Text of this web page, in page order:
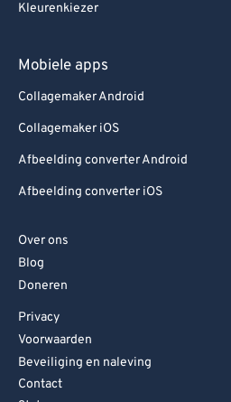
Kleurenkiezer
Mobiele apps
Collagemaker Android
Collagemaker iOS
Afbeelding converter Android
Afbeelding converter iOS
Over ons
Blog
Doneren
Privacy
Voorwaarden
Beveiliging en naleving
Contact